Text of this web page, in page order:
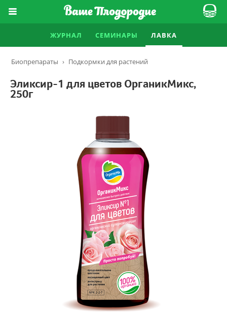
ЖУРНАЛ СЕМИНАРЫ ЛАВКА
Биопрепараты › Подкормки для растений
Эликсир-1 для цветов ОрганикМикс,
250г